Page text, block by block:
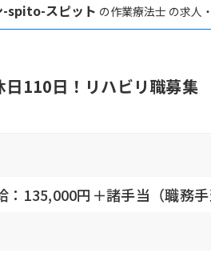
-spito-スピット の作業療法士 の求人
日110日！リハビリ職募集
：135,000円＋諸手当（職務